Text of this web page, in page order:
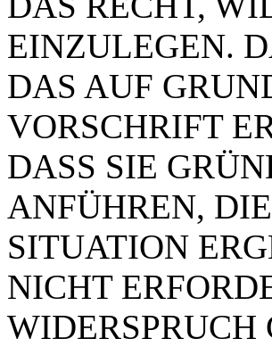
EINZULEGEN.
DAS AUF
VORSCHRIFT
DASS SIE
ANFÜHREN,
SITUATION
NICHT